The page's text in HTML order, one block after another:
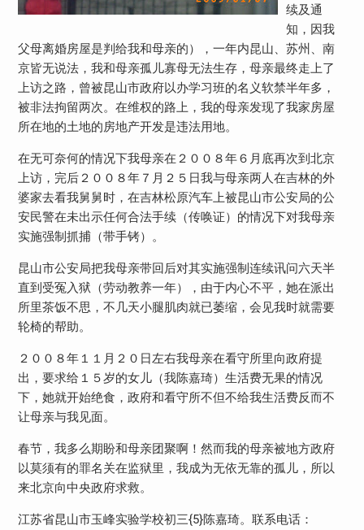
续及通
知，因我
父母离婚房屋是判给我和母亲的），一年内昆山、苏州、南
京皆无说法，我和母亲孤儿寡母无法生存，母亲最终走上了
上访之路，曾被昆山市政府以办学习班的名义软禁半年多，
被非法拘留两次。在维权的路上，我的母亲发现了我家房屋
所在地的土地的房地产开发是违法用地。
在无可奈何的情况下我母亲在２００８年６月底再次到北京
上访，完后２００８年７月２５日我与母亲两人在吉林的外
婆家去看我舅舅时，在吉林松原汽车上被昆山市公安局的公
安民警在未出示任何合法手续（传唤证）的情况下对我母亲
实施强制抓捕（带手铐）。
昆山市公安局把我母亲带回后对其实施强制连续讯问六天半
直到受冤入狱（劳动教养一年），由于内心不平，她在派出
所里茶饭不思，不几天小腿肌肉就已萎缩，会见我时就需要
轮椅的帮助。
２００８年１１月２０日左右我母亲在看守所里向政府提
出，要求给１５岁的女儿（我陈嘉琦）生活费无果的情况
下，她就开始绝食，政府和看守所不但不给我生活费反而不
让母亲与我见面。
春节，我多么期盼和母亲团聚啊！然而我的母亲被地方政府
以莫须有的罪名关在监狱里，我成为无依无靠的孤儿，所以
来北京向中央政府求救。
江苏省昆山市玉峰实验学校初三{5}陈嘉琦。联系电话：